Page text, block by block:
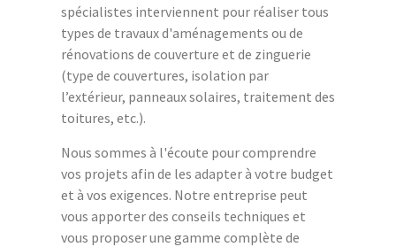
spécialistes interviennent pour réaliser tous
types de travaux d'aménagements ou de
rénovations de couverture et de zinguerie
(type de couvertures, isolation par
l’extérieur, panneaux solaires, traitement des
toitures, etc.).
Nous sommes à l'écoute pour comprendre
vos projets afin de les adapter à votre budget
et à vos exigences. Notre entreprise peut
vous apporter des conseils techniques et
vous proposer une gamme complète de